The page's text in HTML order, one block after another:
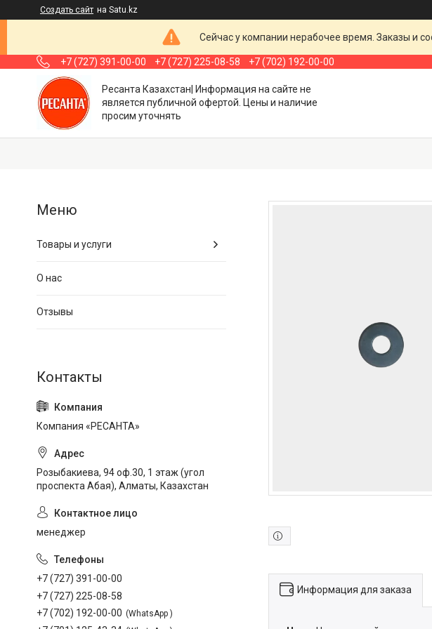
Создать сайт на Satu.kz
Сейчас у компании нерабочее время. Заказы и
+7 (727) 391-00-00 +7 (727) 225-08-58 +7 (702) 192-00-00
Ресанта Казахстан| Информация на сайте не
является публичной офертой. Цены и наличие
просим уточнять
Информация для заказа
Товары и услуги
О нас
Отзывы
Компания «РЕСАНТА»
Розыбакиева, 94 оф.30, 1 этаж (угол
проспекта Абая), Алматы, Казахстан
менеджер
+7 (727) 391-00-00
+7 (727) 225-08-58
+7 (702) 192-00-00
WhatsApp